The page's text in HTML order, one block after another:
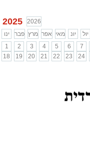
2025
2026
ינו
פבר מרץ אפר מאי יונ יול
1
2 3 4 5 6 7
18
19 20 21 22 23 24